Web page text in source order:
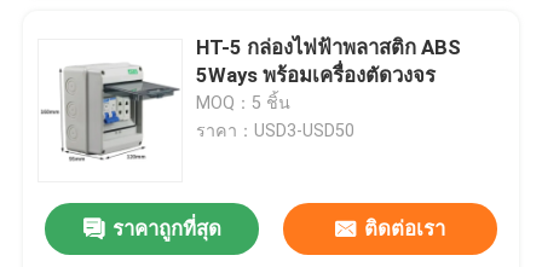
HT-5 กล่องไฟฟ้าพลาสติก ABS
5Ways พร้อมเครื่องตัดวงจร
MOQ：5 ชิ้น
ราคา：USD3-USD50
ราคาถูกที่สุด ติดต่อเรา